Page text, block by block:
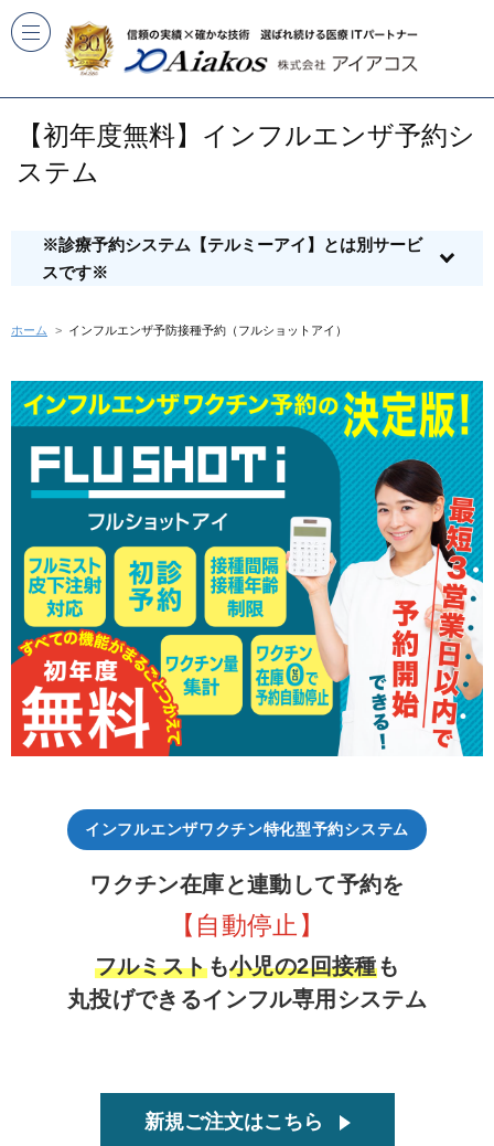
【初年度無料】インフルエンザ予約シ
ステム
※診療予約システム【テルミーアイ】とは別サービ
スです※
ホーム インフルエンザ予防接種予約（フルショットアイ）
インフルエンザワクチン特化型予約システム
ワクチン在庫と連動して予約を
【自動停止】
フルミストも小児の2回接種も
丸投げできるインフル専用システム
新規ご注文はこちら